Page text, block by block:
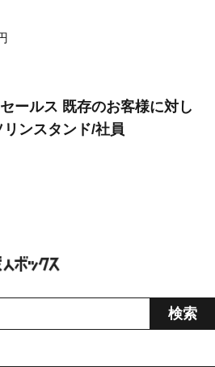
ールス 既存のお客様に対し
ンスタンド/社員